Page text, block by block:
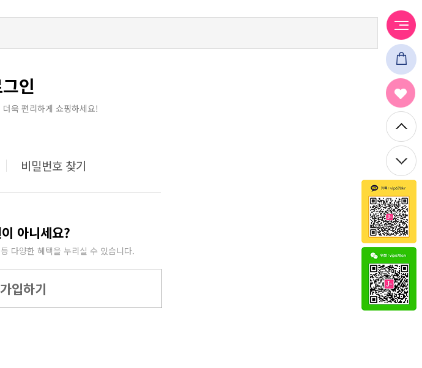
인
욱 편리하게 쇼핑하세요!
비밀번호 찾기
아니세요?
다양한 혜택을 누리실 수 있습니다.
입하기